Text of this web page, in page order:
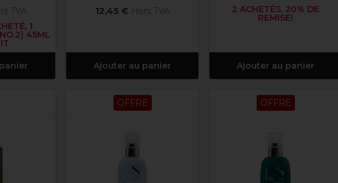
TVA
1
45ML
12,45 € Hors TVA
Ajouter au panier
2 ACHETÉS, 20% DE
REMISE!
Ajouter au panier
OFFRE OFFRE